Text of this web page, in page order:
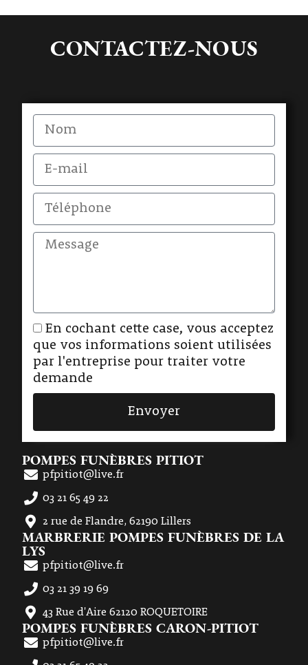
CONTACTEZ-NOUS
En cochant cette case, vous acceptez
que vos informations soient utilisées
par l'entreprise pour traiter votre
demande
Envoyer
POMPES FUNÈBRES PITIOT
pfpitiot@live.fr
03 21 65 49 22
2 rue de Flandre, 62190 Lillers
MARBRERIE POMPES FUNÈBRES DE LA
LYS
pfpitiot@live.fr
03 21 39 19 69
43 Rue d'Aire 62120 ROQUETOIRE
POMPES FUNÈBRES CARON-PITIOT
pfpitiot@live.fr